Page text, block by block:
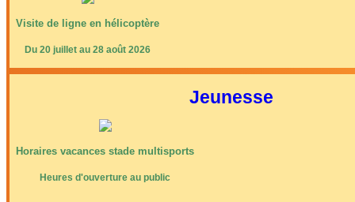
Visite de ligne en hélicoptère
Du 20 juillet au 28 août 2026
Jeunesse
Horaires vacances stade multisports
Heures d'ouverture au public